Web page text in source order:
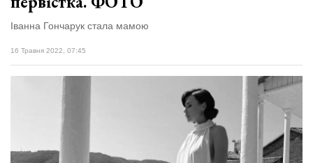
Іванна Гончарук стала мамою
16 Травня 2022, 07:45